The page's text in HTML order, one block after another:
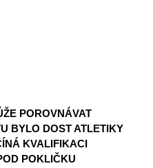
POROVNÁVAT
BYLO DOST ATLETIKY
KVALIFIKACI
POKLIČKU